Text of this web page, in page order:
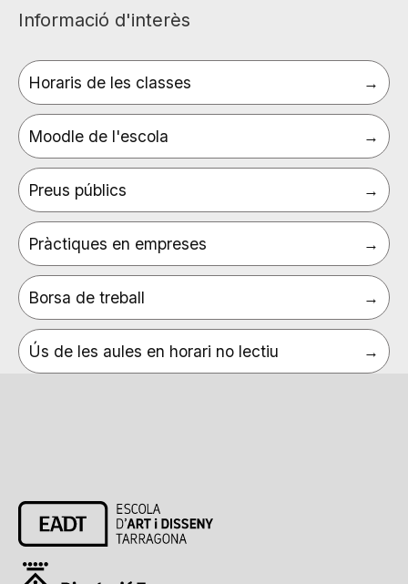
Informació d'interès
Horaris de les classes
Moodle de l'escola
Preus públics
Pràctiques en empreses
Borsa de treball
Ús de les aules en horari no lectiu